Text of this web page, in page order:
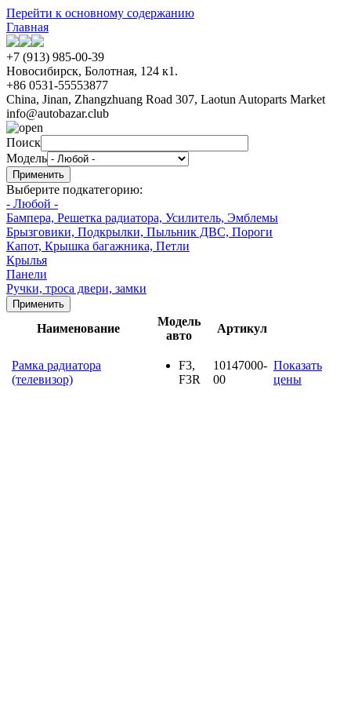
Перейти к основному содержанию
Главная
+7 (913) 985-00-39
Новосибирск, Болотная, 124 к1.
+86 0531-55553877
China, Jinan, Zhangzhuang Road 307, Laotun Autoparts Market
info@autobazar.club
Поиск
Модель
Выберите подкатегорию:
- Любой -
Бампера, Решетка радиатора, Усилитель, Эмблемы
Брызговики, Подкрылки, Пыльник ДВС, Пороги
Капот, Крышка багажника, Петли
Крылья
Панели
Ручки, троса двери, замки
Наименование
Модель
авто
Артикул
Рамка радиатора
(телевизор)
F3,
F3R
10147000-
00
Показать
цены